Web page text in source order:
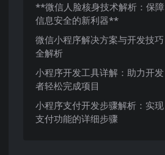
**微信人脸核身技术解析：保障
信息安全的新利器**
微信小程序解决方案与开发技巧
全解析
小程序开发工具详解：助力开发
者轻松完成项目
小程序支付开发步骤解析：实现
支付功能的详细步骤